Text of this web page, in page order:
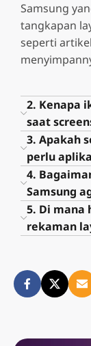
Samsung
tangkapan
seperti
2. Kenapa
saat
3. Apakah
perlu
4.
Samsung
5. Di mana
rekaman